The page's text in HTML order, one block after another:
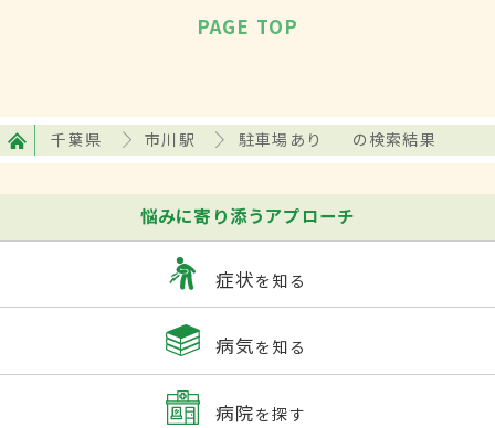
PAGE TOP
千葉県 市川駅 駐車場あり の検索結果
悩みに寄り添うアプローチ
症状を知る
病気を知る
病院を探す